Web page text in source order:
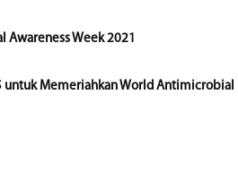
Awareness Week 2021
untuk Memeriahkan World Antimicrobial